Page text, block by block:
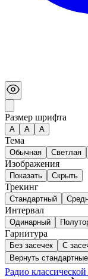
Размер шрифта
А A A
Тема
Обычная Светлая
Изображения
Показать Скрыть
Трекинг
Стандартный
Интервал
Одинарный
Гарнитура
Без засечек
С
Вернуть
Радио